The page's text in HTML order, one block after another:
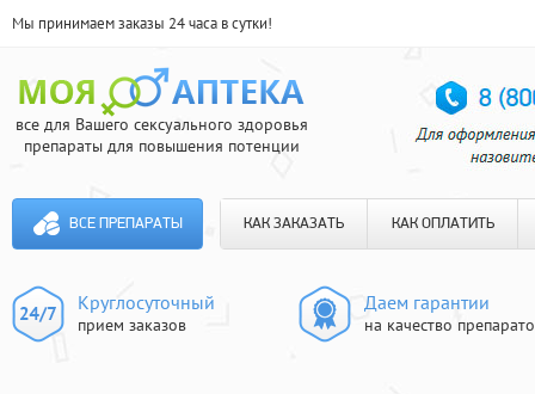
Мы принимаем заказы 24 часа в сутки!
все для Вашего сексуального здоровья
препараты для повышения потенции
ВСЕ ПРЕПАРАТЫ КАК ЗАКАЗАТЬ КАК ОПЛАТИТЬ
Круглосуточный
прием заказов
Даем гарантии
на качество